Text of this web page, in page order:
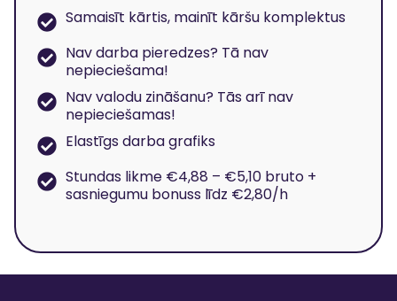
Samaisīt kārtis, mainīt kāršu komplektus
Nav darba pieredzes? Tā nav
nepieciešama!
Nav valodu zināšanu? Tās arī nav
nepieciešamas!
Elastīgs darba grafiks
Stundas likme €4,88 – €5,10 bruto +
sasniegumu bonuss līdz €2,80/h